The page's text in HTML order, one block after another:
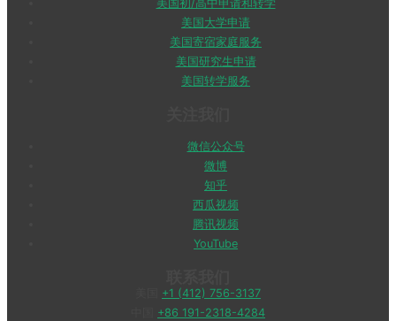
美国初/高中申请和转学
美国大学申请
美国寄宿家庭服务
美国研究生申请
美国转学服务
微信公众号
微博
知乎
西瓜视频
腾讯视频
YouTube
+1 (412) 756-3137
+86 191-2318-4284